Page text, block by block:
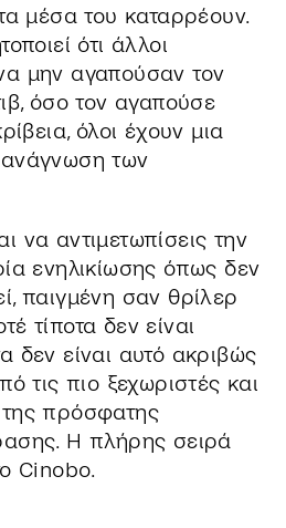
μέσα του καταρρέουν.
ότι άλλοι
μην αγαπούσαν τον
όσο τον αγαπούσε
όλοι έχουν μια
ανάγνωση των
να αντιμετωπίσεις την
ενηλικίωσης όπως δεν
παιγμένη σαν θρίλερ
τίποτα δεν είναι
δεν είναι αυτό ακριβώς
τις πιο ξεχωριστές και
της πρόσφατης
Η πλήρης σειρά
Cinobo.